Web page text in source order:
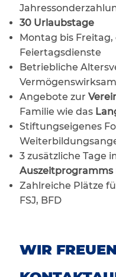
30 Urlaubstage
Montag bis
Feiertagsdienste
Betriebliche
Angebote zur
Familie wie das
Stiftungseigenes
3 zusätzliche Tage
Zahlreiche Plätze
FSJ, BFD
WIR